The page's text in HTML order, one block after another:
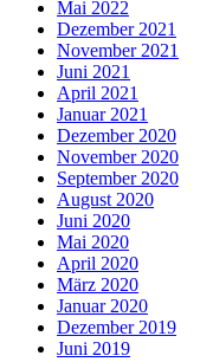
Mai 2022
Dezember 2021
November 2021
Juni 2021
April 2021
Januar 2021
Dezember 2020
November 2020
September 2020
August 2020
Juni 2020
Mai 2020
April 2020
März 2020
Januar 2020
Dezember 2019
Juni 2019